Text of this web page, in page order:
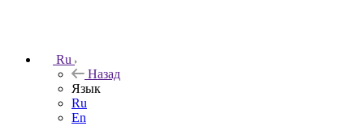
Ru
Назад
Язык
Ru
En